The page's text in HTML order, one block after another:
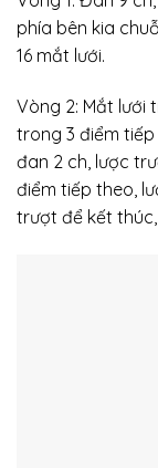
phía bên kia
16 mắt lưới.
Vòng 2: Mắt lưới
trong 3 điểm
đan 2 ch, lược
điểm tiếp theo,
trượt để kết